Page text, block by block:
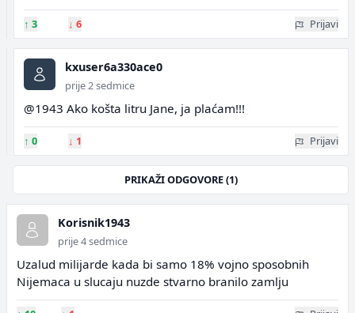
↑ 3 ↓ 6 Prijavi
kxuser6a330ace0
prije 2 sedmice
@1943 Ako košta litru Jane, ja plaćam!!!
↑ 0 ↓ 1 Prijavi
PRIKAŽI ODGOVORE (1)
Korisnik1943
prije 4 sedmice
Uzalud milijarde kada bi samo 18% vojno sposobnih
Nijemaca u slucaju nuzde stvarno branilo zamlju